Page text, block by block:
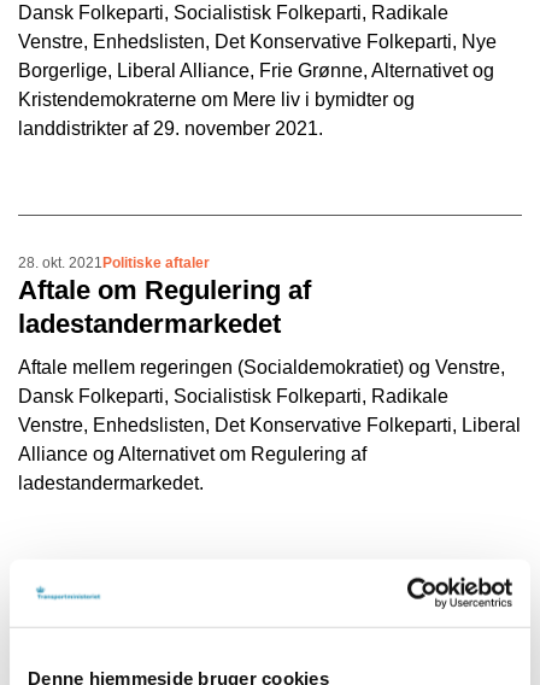
Denne hjemmeside bruger cookies
Dansk Folkeparti, Socialistisk Folkeparti, Radikale
Venstre, Enhedslisten, Det Konservative Folkeparti, Nye
Borgerlige, Liberal Alliance, Frie Grønne, Alternativet og
Kristendemokraterne om Mere liv i bymidter og
landdistrikter af 29. november 2021.
28. okt. 2021 Politiske aftaler
Aftale om Regulering af
ladestandermarkedet
Aftale mellem regeringen (Socialdemokratiet) og Venstre,
Dansk Folkeparti, Socialistisk Folkeparti, Radikale
Venstre, Enhedslisten, Det Konservative Folkeparti, Liberal
Alliance og Alternativet om Regulering af
ladestandermarkedet.